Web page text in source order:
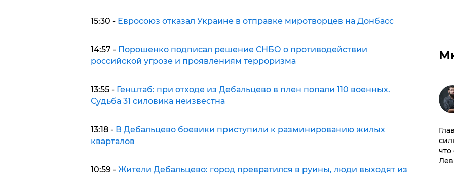
15:30 - Евросоюз отказал Украине в отправке миротворцев на Донбасс
14:57 - Порошенко подписал решение СНБО о противодействии
российской угрозе и проявлениям терроризма
13:55 - Генштаб: при отходе из Дебальцево в плен попали 110 военных.
Судьба 31 силовика неизвестна
13:18 - В Дебальцево боевики приступили к разминированию жилых
кварталов
10:59 - Жители Дебальцево: город превратился в руины, люди выходят из
что